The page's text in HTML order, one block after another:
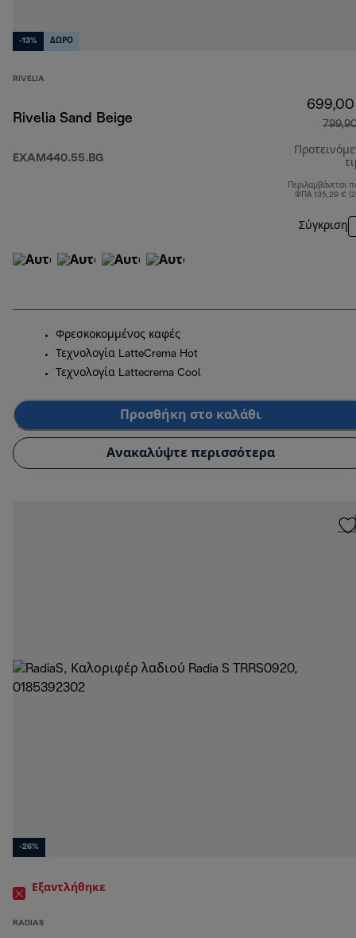
-13% ΔΩΡΟ
RIVELIA
Rivelia Sand Beige
EXAM440.55.BG
Περιλαμβάνεται
ΦΠΑ 135,29 €
Σύγκριση
Φρεσκοκομμένος καφές
Τεχνολογία LatteCrema Hot
Τεχνολογία Lattecrema Cool
Προσθήκη στο καλάθι
Ανακαλύψτε περισσότερα
-26%
Εξαντλήθηκε
RADIAS